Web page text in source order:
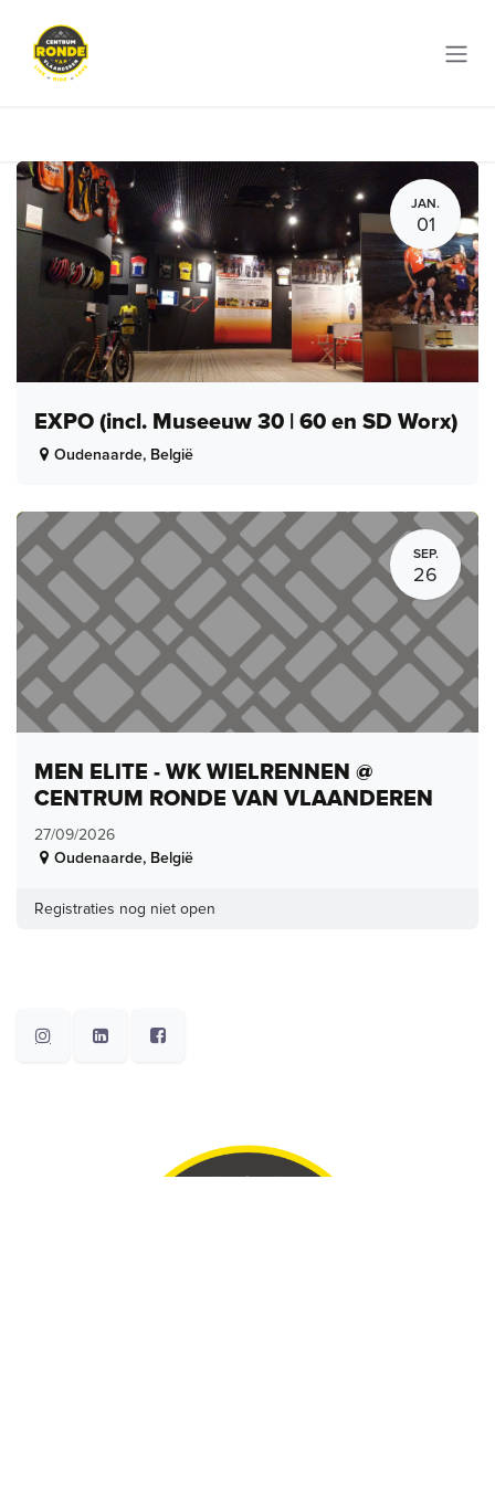
JAN.
01
EXPO (incl. Museeuw 30 | 60 en SD Worx)
Oudenaarde, België
SEP.
26
MEN ELITE - WK WIELRENNEN @
CENTRUM RONDE VAN VLAANDEREN
27/09/2026
Oudenaarde, België
Registraties nog niet open